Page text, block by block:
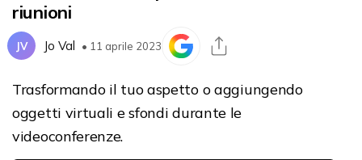
riunioni
JV Jo Val • 11 aprile 2023
Trasformando il tuo aspetto o aggiungendo
oggetti virtuali e sfondi durante le
videoconferenze.